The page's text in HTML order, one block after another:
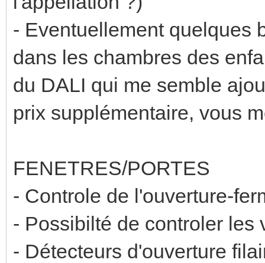
- Eventuellement quelques
dans les chambres des
du DALI qui me semble
prix supplémentaire, vous
FENETRES/PORTES
- Controle de l'ouverture-
- Possibilté de controler les
- Détecteurs d'ouverture